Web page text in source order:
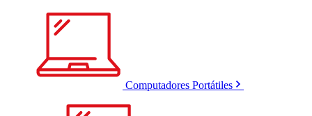
Computadores Portátiles